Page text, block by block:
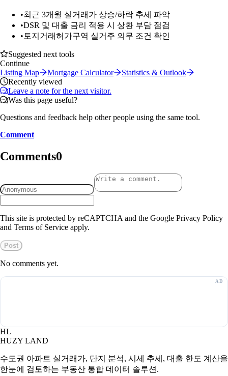
•최근 3개월 실거래가 상승/하락 추세 파악
•DSR 및 대출 금리 적용 시 상환 부담 점검
• 토지거래허가구역 실거주 의무 조건 확인
Suggested next tools
Continue
Listing Map
Mortgage Calculator
Statistics & Outlook
Recently viewed
Leave a note for the next visitor.
Was this page useful?
Questions and feedback help other people using the same tool.
Comment
Comments0
This site is protected by reCAPTCHA and the Google Privacy Policy
and Terms of Service apply.
Post
No comments yet.
HL
HUZY LAND
수도권 아파트 실거래가, 단지 분석, 시세 추세, 대출 한도 계산을
한눈에 검토하는 부동산 통합 데이터 솔루션.